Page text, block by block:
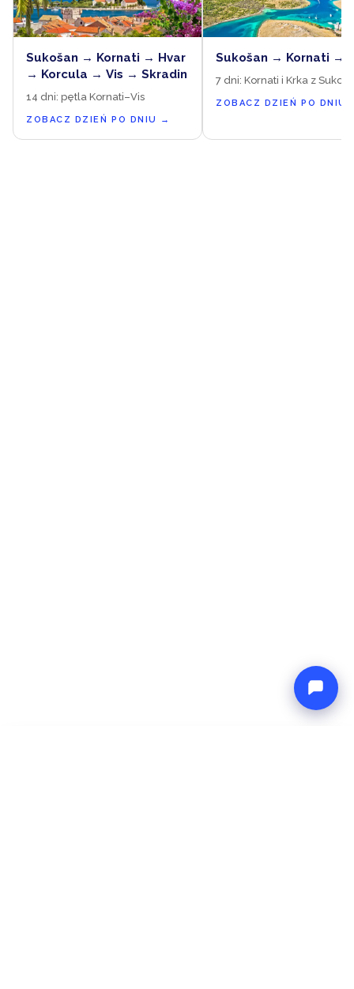
Sukošan → Kornati → Hvar
→ Korcula → Vis → Skradin
14 dni: pętla Kornati–Vis
ZOBACZ DZIEŃ PO DNIU →
Sukošan → Kornati →
7 dni: Kornati i Krka z
ZOBACZ DZIEŃ PO DNIU